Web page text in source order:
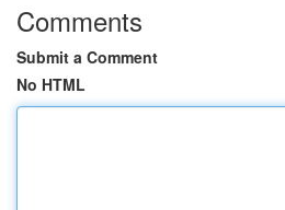
Comments
Submit a Comment
No HTML